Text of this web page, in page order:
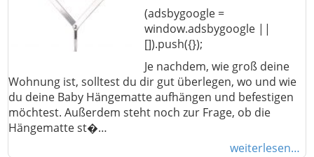
(adsbygoogle =
window.adsbygoogle ||
[]).push({});
Je nachdem, wie groß deine
Wohnung ist, solltest du dir gut überlegen, wo und wie
du deine Baby Hängematte aufhängen und befestigen
möchtest. Außerdem steht noch zur Frage, ob die
Hängematte st�…
weiterlesen…